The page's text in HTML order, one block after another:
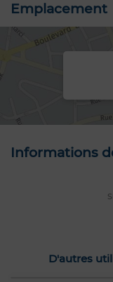
Emplacement
Informations
D'autres